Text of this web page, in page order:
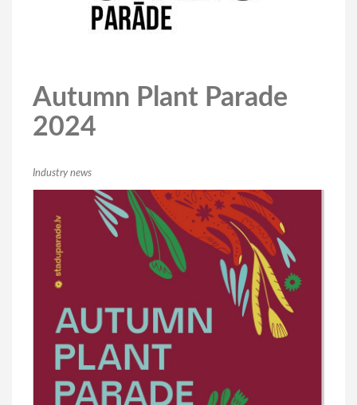
Autumn Plant Parade
2024
Industry news